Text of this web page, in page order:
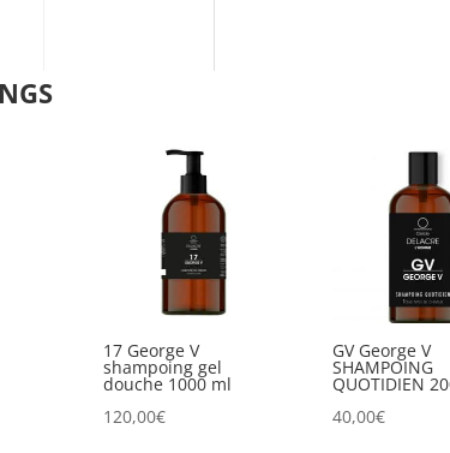
17 George V
shampoing gel
douche 1000 ml
120,00€
GV George V
SHAMPOING
QUOTIDIEN
40,00€